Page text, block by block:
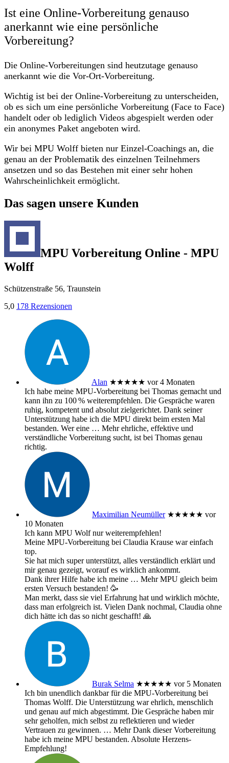
Ist eine Online-Vorbereitung genauso
anerkannt wie eine persönliche
Vorbereitung?
Die Online-Vorbereitungen sind heutzutage genauso
anerkannt wie die Vor-Ort-Vorbereitung.
Wichtig ist bei der Online-Vorbereitung zu unterscheiden,
ob es sich um eine persönliche Vorbereitung (Face to Face)
handelt oder ob lediglich Videos abgespielt werden oder
ein anonymes Paket angeboten wird.
Wir bei MPU Wolff bieten nur Einzel-Coachings an, die
genau an der Problematik des einzelnen Teilnehmers
ansetzen und so das Bestehen mit einer sehr hohen
Wahrscheinlichkeit ermöglicht.
Das sagen unsere Kunden
MPU Vorbereitung Online - MPU
Wolff
Schützenstraße 56, Traunstein
5,0 178 Rezensionen
Alan ★★★★★ vor 4 Monaten
Ich habe meine MPU‑Vorbereitung bei Thomas gemacht und
kann ihn zu 100 % weiterempfehlen. Die Gespräche waren
ruhig, kompetent und absolut zielgerichtet. Dank seiner
Unterstützung habe ich die MPU direkt beim ersten Mal
bestanden. Wer eine … Mehrehrliche, effektive und
verständliche Vorbereitung sucht, ist bei Thomas genau
richtig.
Maximilian Neumüller ★★★★★ vor
10 Monaten
Ich kann MPU Wolf nur weiterempfehlen!
Meine MPU-Vorbereitung bei Claudia Krause war einfach
top.
Sie hat mich super unterstützt, alles verständlich erklärt und
mir genau gezeigt, worauf es wirklich ankommt.
Dank ihrer Hilfe habe ich meine … MehrMPU gleich beim
ersten Versuch bestanden! 🥳
Man merkt, dass sie viel Erfahrung hat und wirklich möchte,
dass man erfolgreich ist. Vielen Dank nochmal, Claudia ohne
dich hätte ich das so nicht geschafft! 🙏
Burak Selma ★★★★★ vor 5 Monaten
Ich bin unendlich dankbar für die MPU-Vorbereitung bei
Thomas Wolff. Die Unterstützung war ehrlich, menschlich
und genau auf mich abgestimmt. Die Gespräche haben mir
sehr geholfen, mich selbst zu reflektieren und wieder
Vertrauen zu gewinnen. … MehrDank dieser Vorbereitung
habe ich meine MPU bestanden. Absolute Herzens-
Empfehlung!